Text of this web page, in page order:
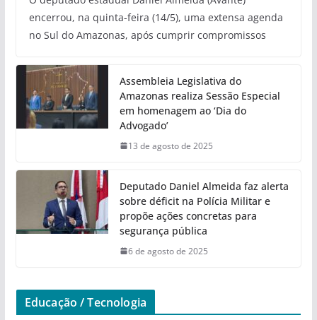
encerrou, na quinta-feira (14/5), uma extensa agenda
no Sul do Amazonas, após cumprir compromissos
Assembleia Legislativa do
Amazonas realiza Sessão Especial
em homenagem ao ‘Dia do
Advogado’
13 de agosto de 2025
Deputado Daniel Almeida faz alerta
sobre déficit na Polícia Militar e
propõe ações concretas para
segurança pública
6 de agosto de 2025
Educação / Tecnologia